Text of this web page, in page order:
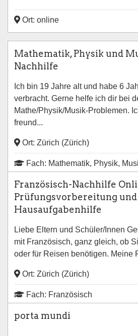
Ort: online
Mathematik, Physik und
Nachhilfe
Ich bin 19 Jahre alt und habe 6
verbracht. Gerne helfe ich dir bei
Mathe/Physik/Musik-Problemen.
freund...
Ort: Zürich (Zürich)
Fach: Mathematik, Physik,
Französisch-Nachhilfe
Prüfungsvorbereitung und
Hausaufgabenhilfe
Liebe Eltern und Schüler/Innen
mit Französisch, ganz gleich, ob
oder für Reisen benötigen. Meine
Ort: Zürich (Zürich)
Fach: Französisch
porta mundi